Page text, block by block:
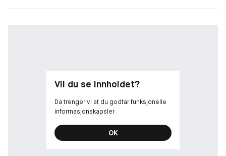
Vil du se innholdet?
Da trenger vi at du godtar funksjonelle
informasjonskapsler
OK